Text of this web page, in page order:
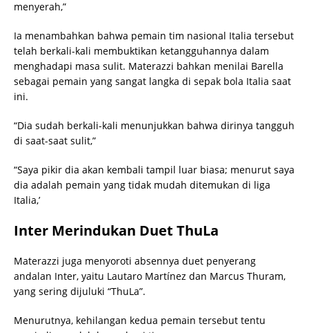
menyerah,”
Ia menambahkan bahwa pemain tim nasional Italia tersebut
telah berkali-kali membuktikan ketangguhannya dalam
menghadapi masa sulit. Materazzi bahkan menilai Barella
sebagai pemain yang sangat langka di sepak bola Italia saat
ini.
“Dia sudah berkali-kali menunjukkan bahwa dirinya tangguh
di saat-saat sulit,”
“Saya pikir dia akan kembali tampil luar biasa; menurut saya
dia adalah pemain yang tidak mudah ditemukan di liga
Italia,’
Inter Merindukan Duet ThuLa
Materazzi juga menyoroti absennya duet penyerang
andalan Inter, yaitu Lautaro Martínez dan Marcus Thuram,
yang sering dijuluki “ThuLa”.
Menurutnya, kehilangan kedua pemain tersebut tentu